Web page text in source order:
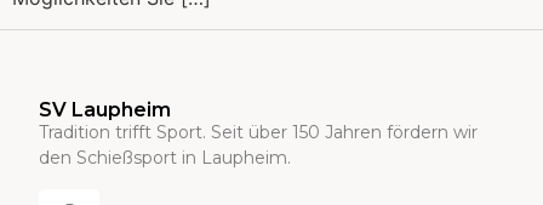
SV Laupheim
Tradition trifft Sport. Seit über 150 Jahren fördern wir
den Schießsport in Laupheim.